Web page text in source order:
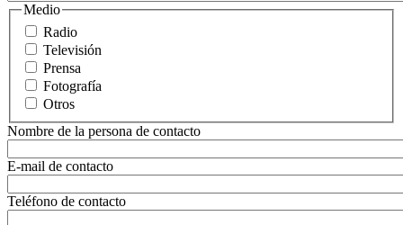
Medio
Radio
Televisión
Prensa
Fotografía
Otros
Nombre de la persona de contacto
E-mail de contacto
Teléfono de contacto